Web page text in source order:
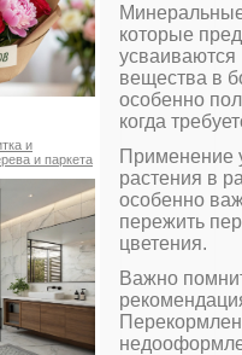
и
и паркета
которые
усваиваются
вещества в
особенно
когда
Применение
растения в
особенно
пережить
цветения.
Важно